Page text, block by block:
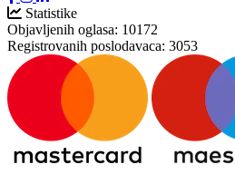
Statistike
Objavljenih oglasa: 10172
Registrovanih poslodavaca: 3053